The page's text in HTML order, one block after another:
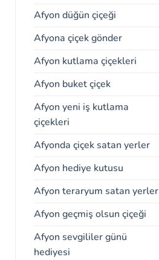
Afyon düğün çiçeği
Afyona çiçek gönder
Afyon kutlama çiçekleri
Afyon buket çiçek
Afyon yeni iş kutlama
çiçekleri
Afyonda çiçek satan yerler
Afyon hediye kutusu
Afyon teraryum satan yerler
Afyon geçmiş olsun çiçeği
Afyon sevgililer günü
hediyesi